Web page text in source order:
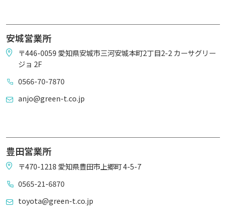
安城営業所
〒446-0059 愛知県安城市三河安城本町2丁目2-2 カーサグリー
ジョ 2F
0566-70-7870
anjo@green-t.co.jp
豊田営業所
〒470-1218 愛知県豊田市上郷町 4-5-7
0565-21-6870
toyota@green-t.co.jp